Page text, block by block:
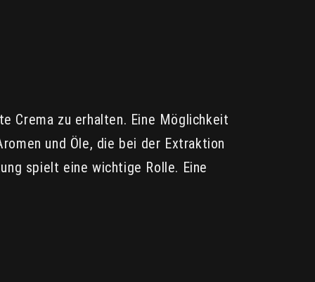
Crema zu erhalten. Eine Möglichkeit
und Öle, die bei der Extraktion
spielt eine wichtige Rolle. Eine